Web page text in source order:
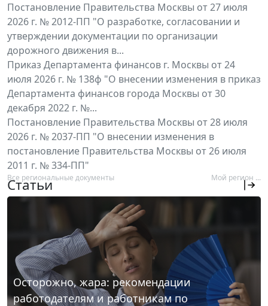
Постановление Правительства Москвы от 27 июля
2026 г. № 2012-ПП "О разработке, согласовании и
утверждении документации по организации
дорожного движения в...
Приказ Департамента финансов г. Москвы от 24
июля 2026 г. № 138ф "О внесении изменения в приказ
Департамента финансов города Москвы от 30
декабря 2022 г. №...
Постановление Правительства Москвы от 28 июля
2026 г. № 2037-ПП "О внесении изменения в
постановление Правительства Москвы от 26 июля
2011 г. № 334-ПП"
Все региональные документы Мой регион ...
Статьи
Осторожно, жара: рекомендации
работодателям и работникам по